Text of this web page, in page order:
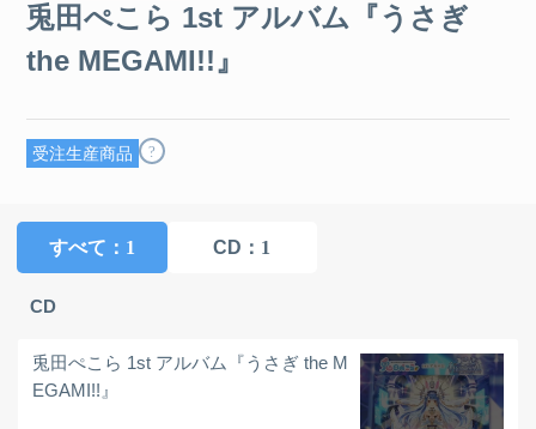
兎田ぺこら 1st アルバム『うさぎ
the MEGAMI!!』
受注生産商品 ?
すべて ：1 CD ：1
CD
兎田ぺこら 1st アルバム『うさぎ the M
EGAMI!!』